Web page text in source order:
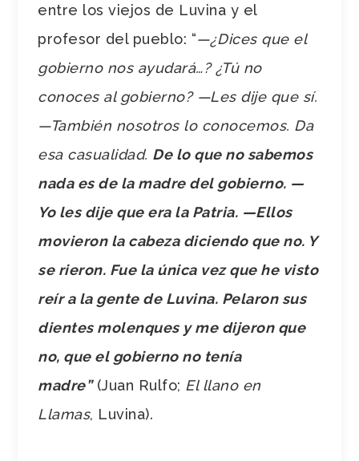
entre los viejos de Luvina y el
profesor del pueblo: “—¿Dices que el
gobierno nos ayudará…? ¿Tú no
conoces al gobierno? —Les dije que sí.
—También nosotros lo conocemos. Da
esa casualidad. De lo que no sabemos
nada es de la madre del gobierno. —
Yo les dije que era la Patria. —Ellos
movieron la cabeza diciendo que no. Y
se rieron. Fue la única vez que he visto
reír a la gente de Luvina. Pelaron sus
dientes molenques y me dijeron que
no, que el gobierno no tenía
madre”(Juan Rulfo; El llano en
Llamas, Luvina).